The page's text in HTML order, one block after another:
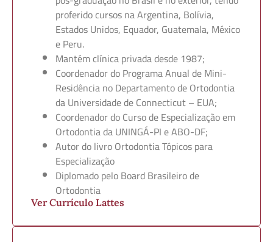
proferido cursos na Argentina, Bolívia,
Estados Unidos, Equador, Guatemala, México
e Peru.
Mantém clínica privada desde 1987;
Coordenador do Programa Anual de Mini-
Residência no Departamento de Ortodontia
da Universidade de Connecticut – EUA;
Coordenador do Curso de Especialização em
Ortodontia da UNINGÁ-PI e ABO-DF;
Autor do livro Ortodontia Tópicos para
Especialização
Diplomado pelo Board Brasileiro de
Ortodontia
Ver Currículo Lattes